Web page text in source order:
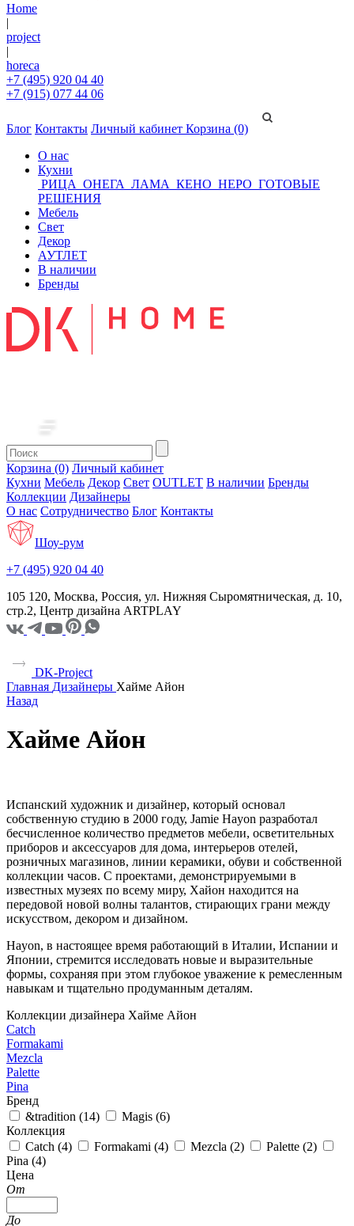
Home
|
project
|
horeca
+7 (495) 920 04 40
+7 (915) 077 44 06
Блог Контакты Личный кабинет Корзина (0)
О нас
Кухни
РИЦА ОНЕГА ЛАМА КЕНО НЕРО ГОТОВЫЕ
РЕШЕНИЯ
Мебель
Свет
Декор
АУТЛЕТ
В наличии
Бренды
Корзина (0) Личный кабинет
Кухни Мебель Декор Свет OUTLET В наличии Бренды
Коллекции Дизайнеры
О нас Сотрудничество Блог Контакты
Шоу-рум
+7 (495) 920 04 40
105 120, Москва, Россия, ул. Нижняя Сыромятническая, д. 10,
стр.2, Центр дизайна ARTPLAY
DK-Project
Главная Дизайнеры Хайме Айон
Назад
Хайме Айон
Испанский художник и дизайнер, который основал
собственную студию в 2000 году, Jamie Hayon разработал
бесчисленное количество предметов мебели, осветительных
приборов и аксессуаров для дома, интерьеров отелей,
розничных магазинов, линии керамики, обуви и собственной
коллекции часов. С проектами, демонстрируемыми в
известных музеях по всему миру, Хайон находится на
передовой новой волны талантов, стирающих грани между
искусством, декором и дизайном.
Hayon, в настоящее время работающий в Италии, Испании и
Японии, стремится исследовать новые и выразительные
формы, сохраняя при этом глубокое уважение к ремесленным
навыкам и тщательно продуманным деталям.
Коллекции дизайнера Хайме Айон
Catch
Formakami
Mezcla
Palette
Pina
Бренд
&tradition (14) Magis (6)
Коллекция
Catch (4) Formakami (4) Mezcla (2) Palette (2)
Pina (4)
Цена
От
До